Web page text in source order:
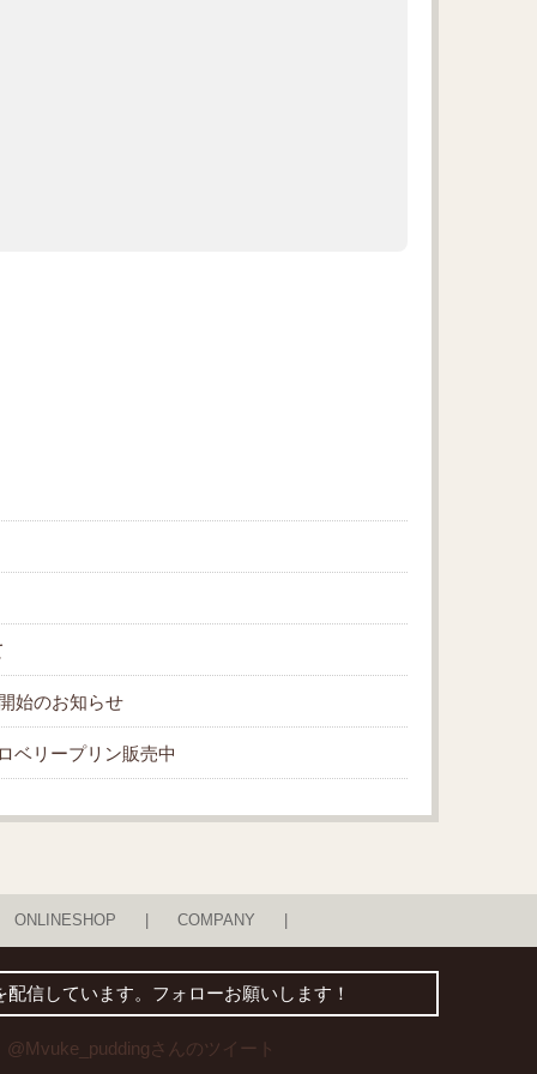
始のお知らせ
ベリープリン販売中
ONLINESHOP COMPANY
信しています。フォローお願いします！
@Mvuke_puddingさんのツイート